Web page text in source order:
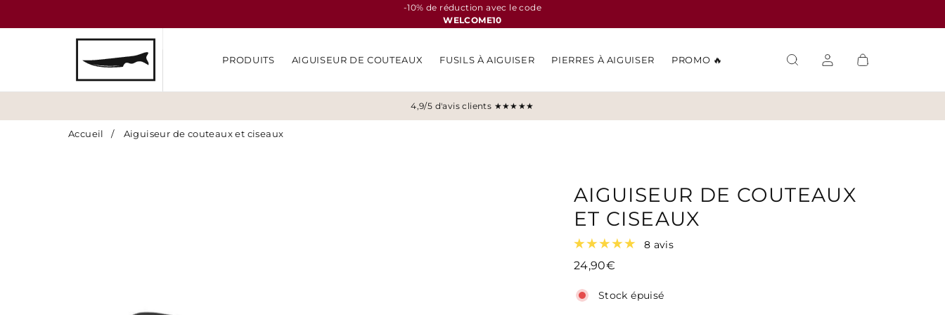
-10% de réduction avec le code
WELCOME10
PRODUITS AIGUISEUR DE COUTEAUX FUSILS À AIGUISER PIERRES À AIGUISER PROMO 🔥
4,9/5 d'avis clients ★★★★★
Accueil / Aiguiseur de couteaux et ciseaux
AIGUISEUR DE COUTEAUX
ET CISEAUX
8 avis
24,90€
Stock épuisé